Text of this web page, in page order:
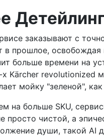
заказывают с
прошлое,
больше времени на
Kärcher revolutionized
мойку "зеленой",
больше SKU,
чистой, а
души, такой